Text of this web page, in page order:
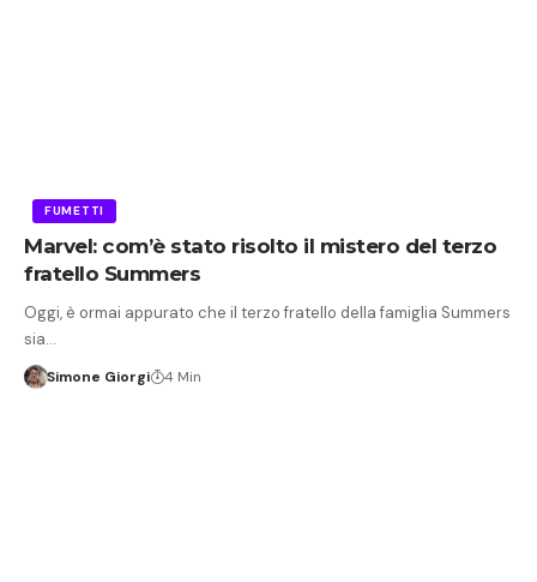
FUMETTI
Marvel: com’è stato risolto il mistero del terzo
fratello Summers
Oggi, è ormai appurato che il terzo fratello della famiglia Summers
sia…
Simone Giorgi 4 Min